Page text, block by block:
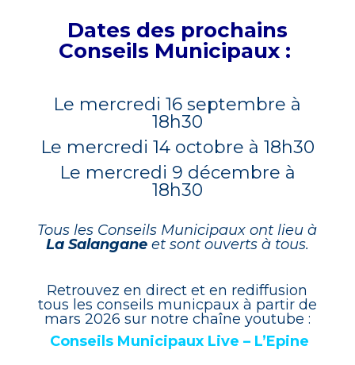
Dates des prochains
Conseils Municipaux :
Le mercredi 16 septembre à
18h30
Le mercredi 14 octobre à 18h30
Le mercredi 9 décembre à
18h30
Tous les Conseils Municipaux ont lieu à
La Salanganeet sont ouverts à tous.
Retrouvez en direct et en rediffusion
tous les conseils municpaux à partir de
mars 2026 sur notre chaîne youtube :
Conseils Municipaux Live – L’Epine